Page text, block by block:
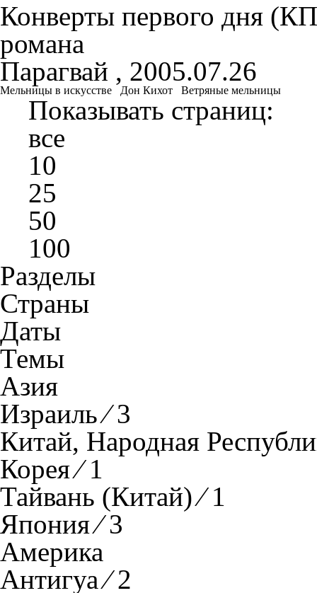
Конверты первого дня
романа
Парагвай , 2005.07.26
Мельницы в искусстве Дон Кихот Ветряные мельницы
Показывать страниц:
все
10
25
50
100
Разделы
Страны
Даты
Темы
Азия
Израиль ⁄ 3
Китай, Народная
Корея ⁄ 1
Тайвань (Китай) ⁄ 1
Япония ⁄ 3
Америка
Антигуа ⁄ 2